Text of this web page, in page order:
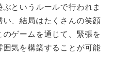
というルールで行われま
、結局はたくさんの笑顔
ゲームを通じて、緊張を
気を構築することが可能